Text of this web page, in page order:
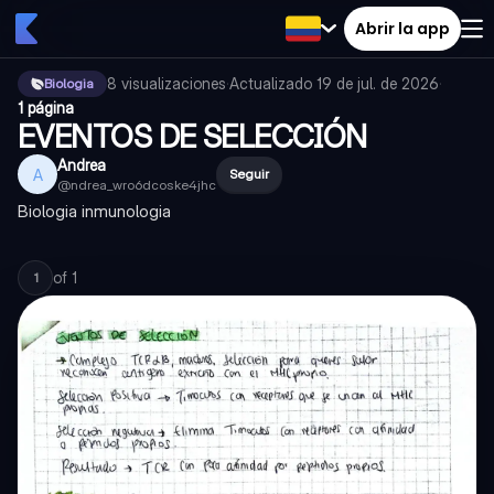
Abrir la app
Biologia 8 visualizaciones·Actualizado 19 de jul. de 2026·
1 página
EVENTOS DE SELECCIÓN
A Andrea
@ndrea_wro6dcoske4jhc
Seguir
Biologia inmunologia
1 of 1